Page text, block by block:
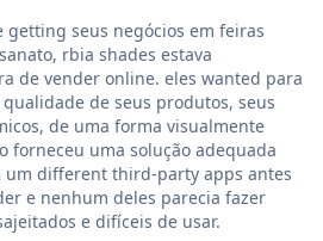
getting seus negócios em feiras
rbia shades estava
de vender online. eles wanted para
de seus produtos, seus
de uma forma visualmente
forneceu uma solução adequada
um different third-party apps antes
e nenhum deles parecia fazer
e difíceis de usar.